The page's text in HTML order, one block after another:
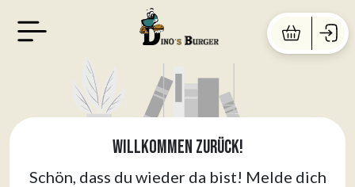
Willkommen zurück!
Schön, dass du wieder da bist! Melde dich